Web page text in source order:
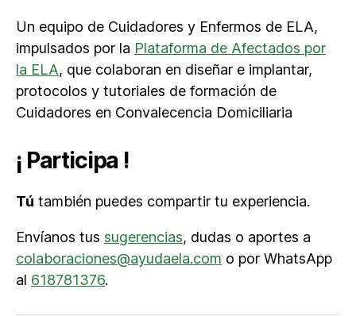
Un equipo de Cuidadores y Enfermos de ELA,
impulsados por la Plataforma de Afectados por
la ELA, que colaboran en diseñar e implantar,
protocolos y tutoriales de formación de
Cuidadores en Convalecencia Domiciliaria
¡ Participa !
Tú también puedes compartir tu experiencia.
Envíanos tus sugerencias, dudas o aportes a
colaboraciones@ayudaela.com o por WhatsApp
al 618781376.